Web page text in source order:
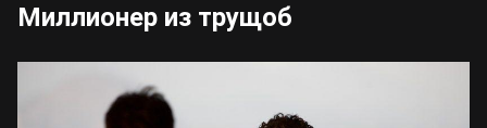
Миллионер из трущоб